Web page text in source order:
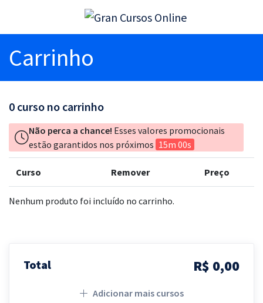
Carrinho
0 curso no carrinho
Não perca a chance! Esses valores promocionais
estão garantidos nos próximos 15m 00s
Curso Remover Preço
Nenhum produto foi incluído no carrinho.
Total R$ 0,00
Adicionar mais cursos